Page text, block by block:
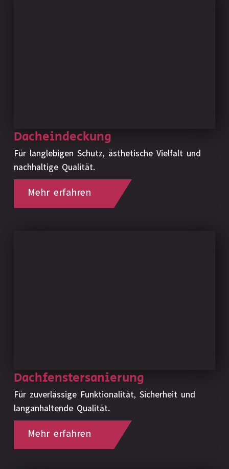
Dacheindeckung
Für langlebigen Schutz, ästhetische Vielfalt und
nachhaltige Qualität.
Mehr erfahren
Dachfenstersanierung
Für zuverlässige Funktionalität, Sicherheit und
langanhaltende Qualität.
Mehr erfahren